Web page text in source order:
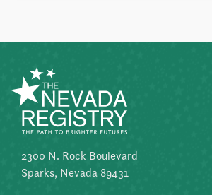
2300 N. Rock Boulevard
Sparks, Nevada 89431